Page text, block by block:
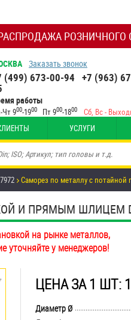
РОЗНИЧНОГО
Заказать звонок
(499) 673-00-94 +7 (963)
работы
Чт 900-1900 Пт 900-1800 Сб, Вс -
УСЛУГИ
Саморез по металлу с
И ПРЯМЫМ ШЛИЦЕМ
на рынке металлов,
уточняйте у менеджеров!
ЦЕНА ЗА 1 ШТ:
Диаметр Ø